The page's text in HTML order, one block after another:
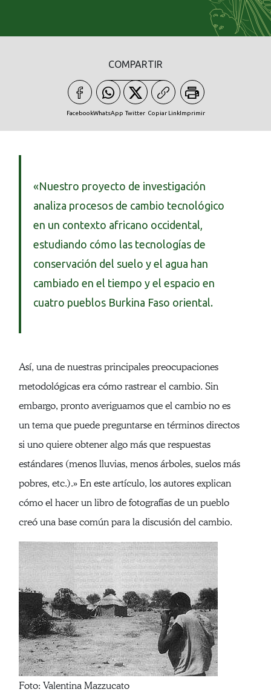
COMPARTIR
FacebookWhatsApp Twitter Copiar LinkImprimir
«Nuestro proyecto de investigación
analiza procesos de cambio tecnológico
en un contexto africano occidental,
estudiando cómo las tecnologías de
conservación del suelo y el agua han
cambiado en el tiempo y el espacio en
cuatro pueblos Burkina Faso oriental.
Así, una de nuestras principales preocupaciones
metodológicas era cómo rastrear el cambio. Sin
embargo, pronto averiguamos que el cambio no es
un tema que puede preguntarse en términos directos
si uno quiere obtener algo más que respuestas
estándares (menos lluvias, menos árboles, suelos más
pobres, etc.).» En este artículo, los autores explican
cómo el hacer un libro de fotografías de un pueblo
creó una base común para la discusión del cambio.
Foto: Valentina Mazzucato